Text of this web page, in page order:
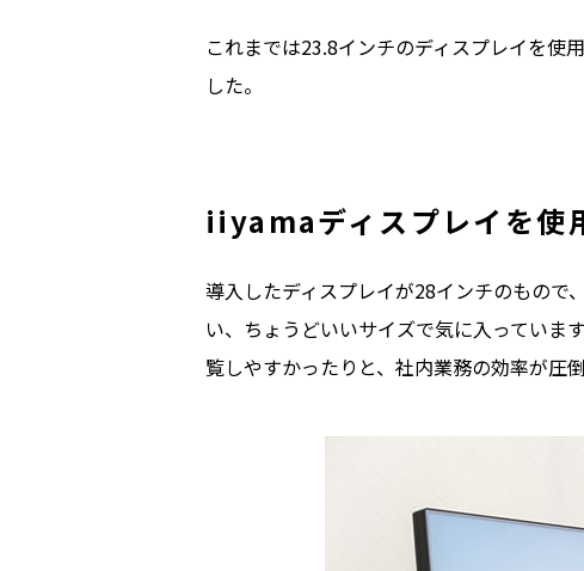
これまでは23.8インチのディスプレイを使
した。
iiyamaディスプレイを使
導入したディスプレイが28インチのもの
い、ちょうどいいサイズで気に入っていま
覧しやすかったりと、社内業務の効率が圧